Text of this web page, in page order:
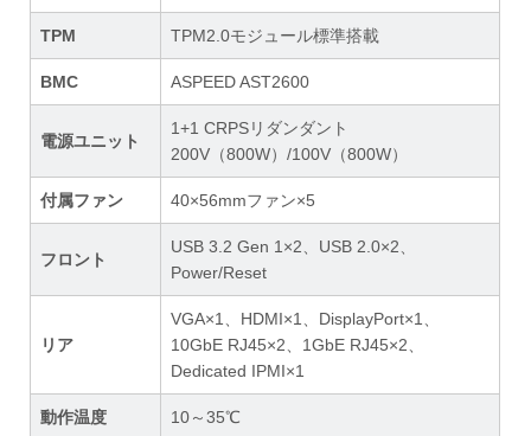
TPM TPM2.0モジュール標準搭載
BMC ASPEED AST2600
電源ユニット
1+1 CRPSリダンダント
200V（800W）/100V（800W）
付属ファン 40×56mmファン×5
フロント
USB 3.2 Gen 1×2、USB 2.0×2、
Power/Reset
リア
VGA×1、HDMI×1、DisplayPort×1、
10GbE RJ45×2、1GbE RJ45×2、
Dedicated IPMI×1
動作温度 10～35℃